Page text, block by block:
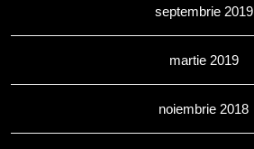
septembrie 2019
martie 2019
noiembrie 2018